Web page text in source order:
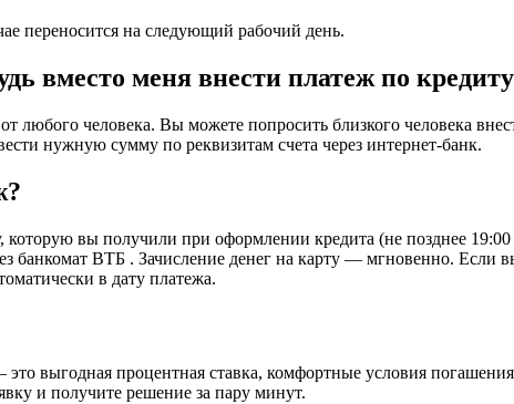
переносится на следующий рабочий день.
вместо меня внести платеж по
любого человека. Вы можете попросить близкого человека
нужную сумму по реквизитам счета через интернет-банк.
вы получили при оформлении кредита (не позднее
банкомат ВТБ . Зачисление денег на карту — мгновенно. Если
в дату платежа.
выгодная процентная ставка, комфортные условия
и получите решение за пару минут.